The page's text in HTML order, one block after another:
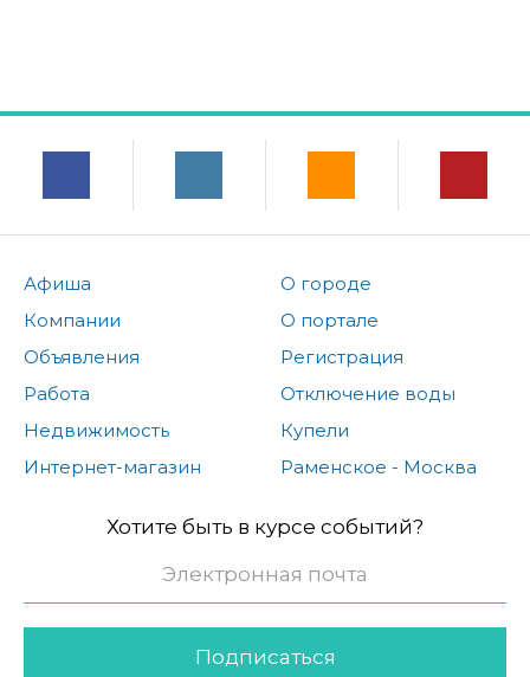
Афиша
Компании
Объявления
Работа
Недвижимость
Интернет-магазин
О городе
О портале
Регистрация
Отключение воды
Купели
Раменское - Москва
Хотите быть в курсе событий?
Подписаться